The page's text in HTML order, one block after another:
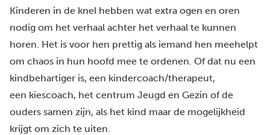
Kinderen in de knel hebben wat extra ogen en oren
nodig om het verhaal achter het verhaal te kunnen
horen. Het is voor hen prettig als iemand hen meehelpt
om chaos in hun hoofd mee te ordenen. Of dat nu een
kindbehartiger is, een kindercoach/therapeut,
een kiescoach, het centrum Jeugd en Gezin of de
ouders samen zijn, als het kind maar de mogelijkheid
krijgt om zich te uiten.